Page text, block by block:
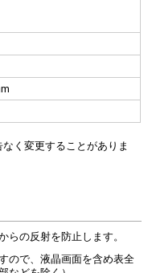
く変更することがありま
らの反射を防止します。
ので、液晶画面を含め表全